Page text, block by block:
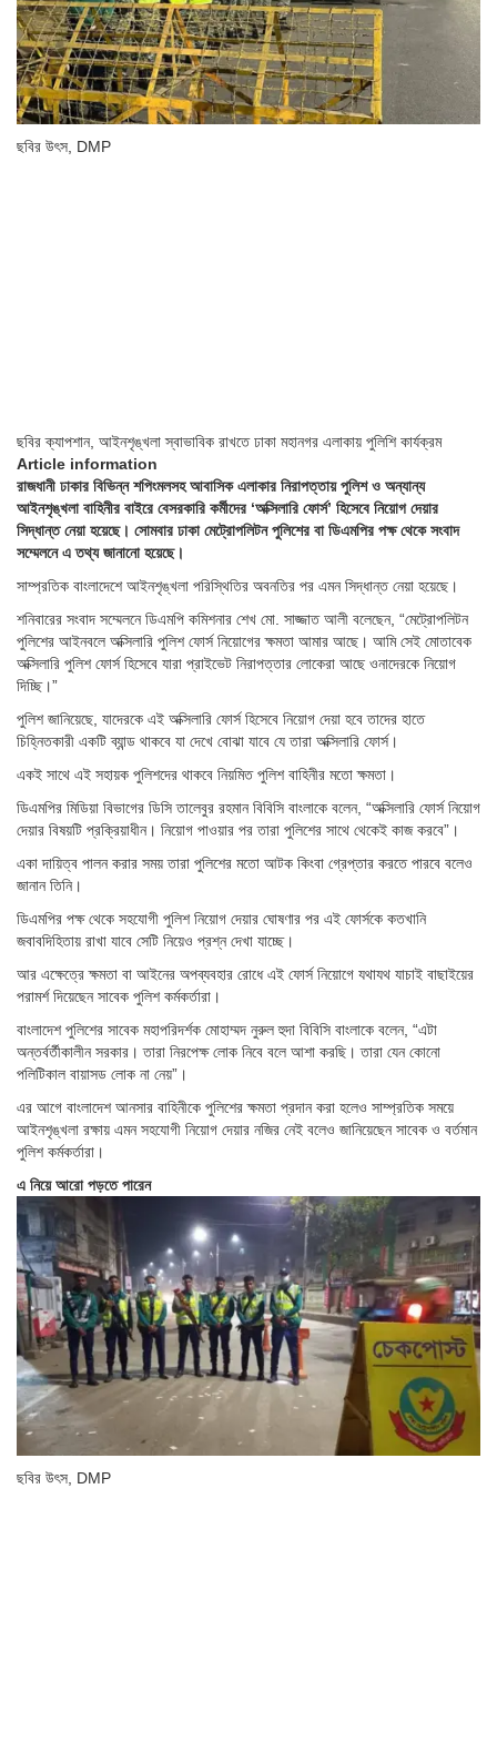
ছবির উৎস, DMP
ছবির ক্যাপশান, আইনশৃঙ্খলা স্বাভাবিক রাখতে ঢাকা মহানগর এলাকায় পুলিশি কার্যক্রম
Article information
রাজধানী ঢাকার বিভিন্ন শপিংমলসহ আবাসিক এলাকার নিরাপত্তায় পুলিশ ও অন্যান্য
আইনশৃঙ্খলা বাহিনীর বাইরে বেসরকারি কর্মীদের ‘অক্সিলারি ফোর্স’ হিসেবে নিয়োগ দেয়ার
সিদ্ধান্ত নেয়া হয়েছে। সোমবার ঢাকা মেট্রোপলিটন পুলিশের বা ডিএমপির পক্ষ থেকে সংবাদ
সম্মেলনে এ তথ্য জানানো হয়েছে।
সাম্প্রতিক বাংলাদেশে আইনশৃঙ্খলা পরিস্থিতির অবনতির পর এমন সিদ্ধান্ত নেয়া হয়েছে।
শনিবারের সংবাদ সম্মেলনে ডিএমপি কমিশনার শেখ মো. সাজ্জাত আলী বলেছেন, “মেট্রোপলিটন
পুলিশের আইনবলে অক্সিলারি পুলিশ ফোর্স নিয়োগের ক্ষমতা আমার আছে। আমি সেই মোতাবেক
অক্সিলারি পুলিশ ফোর্স হিসেবে যারা প্রাইভেট নিরাপত্তার লোকেরা আছে ওনাদেরকে নিয়োগ
দিচ্ছি।”
পুলিশ জানিয়েছে, যাদেরকে এই অক্সিলারি ফোর্স হিসেবে নিয়োগ দেয়া হবে তাদের হাতে
চিহ্নিতকারী একটি ব্যান্ড থাকবে যা দেখে বোঝা যাবে যে তারা অক্সিলারি ফোর্স।
একই সাথে এই সহায়ক পুলিশদের থাকবে নিয়মিত পুলিশ বাহিনীর মতো ক্ষমতা।
ডিএমপির মিডিয়া বিভাগের ডিসি তালেবুর রহমান বিবিসি বাংলাকে বলেন, “অক্সিলারি ফোর্স নিয়োগ
দেয়ার বিষয়টি প্রক্রিয়াধীন। নিয়োগ পাওয়ার পর তারা পুলিশের সাথে থেকেই কাজ করবে”।
একা দায়িত্ব পালন করার সময় তারা পুলিশের মতো আটক কিংবা গ্রেপ্তার করতে পারবে বলেও
জানান তিনি।
ডিএমপির পক্ষ থেকে সহযোগী পুলিশ নিয়োগ দেয়ার ঘোষণার পর এই ফোর্সকে কতখানি
জবাবদিহিতায় রাখা যাবে সেটি নিয়েও প্রশ্ন দেখা যাচ্ছে।
আর এক্ষেত্রে ক্ষমতা বা আইনের অপব্যবহার রোধে এই ফোর্স নিয়োগে যথাযথ যাচাই বাছাইয়ের
পরামর্শ দিয়েছেন সাবেক পুলিশ কর্মকর্তারা।
বাংলাদেশ পুলিশের সাবেক মহাপরিদর্শক মোহাম্মদ নুরুল হুদা বিবিসি বাংলাকে বলেন, “এটা
অন্তর্বর্তীকালীন সরকার। তারা নিরপেক্ষ লোক নিবে বলে আশা করছি। তারা যেন কোনো
পলিটিকাল বায়াসড লোক না নেয়”।
এর আগে বাংলাদেশ আনসার বাহিনীকে পুলিশের ক্ষমতা প্রদান করা হলেও সাম্প্রতিক সময়ে
আইনশৃঙ্খলা রক্ষায় এমন সহযোগী নিয়োগ দেয়ার নজির নেই বলেও জানিয়েছেন সাবেক ও বর্তমান
পুলিশ কর্মকর্তারা।
এ নিয়ে আরো পড়তে পারেন
ছবির উৎস, DMP